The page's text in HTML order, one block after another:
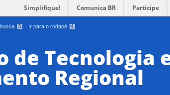
3 Ir para o rodapé 4
Simplifique! Comunica BR Participe
de Tecnologia
Regional